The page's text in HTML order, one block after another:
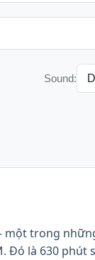
Sound:
trong
Đó là 630